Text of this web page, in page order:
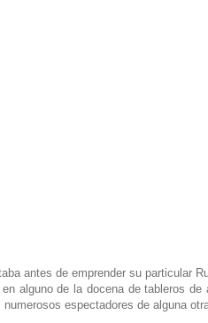
antes de emprender su particular
alguno de la docena de tableros de
espectadores de alguna